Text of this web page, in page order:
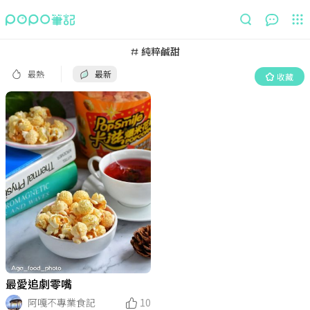
純粹鹹甜
最熱 最新 收藏
收藏
最愛追劇零嘴
阿嘎不專業食記
10